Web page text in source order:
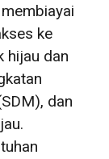
ke
hijau dan
dan